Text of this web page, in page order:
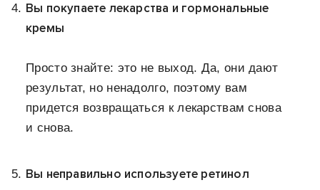
Вы покупаете лекарства и гормональные
кремы
Просто знайте: это не выход. Да, они дают
результат, но ненадолго, поэтому вам
придется возвращаться к лекарствам снова
и снова.
Вы неправильно используете ретинол